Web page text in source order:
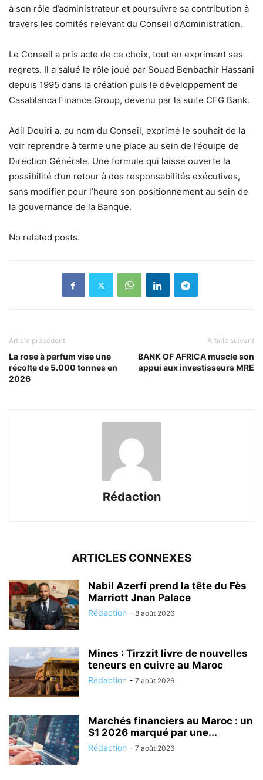
à son rôle d’administrateur et poursuivre sa contribution à
travers les comités relevant du Conseil d’Administration.
Le Conseil a pris acte de ce choix, tout en exprimant ses
regrets. Il a salué le rôle joué par Souad Benbachir Hassani
depuis 1995 dans la création puis le développement de
Casablanca Finance Group, devenu par la suite CFG Bank.
Adil Douiri a, au nom du Conseil, exprimé le souhait de la
voir reprendre à terme une place au sein de l’équipe de
Direction Générale. Une formule qui laisse ouverte la
possibilité d’un retour à des responsabilités exécutives,
sans modifier pour l’heure son positionnement au sein de
la gouvernance de la Banque.
No related posts.
Article précédent
La rose à parfum vise une
récolte de 5.000 tonnes en
2026
Article suivant
BANK OF AFRICA muscle son
appui aux investisseurs MRE
Rédaction
ARTICLES CONNEXES
Nabil Azerfi prend la tête du Fès
Marriott Jnan Palace
Rédaction - 8 août 2026
Mines : Tirzzit livre de nouvelles
teneurs en cuivre au Maroc
Rédaction - 7 août 2026
Marchés financiers au Maroc : un
S1 2026 marqué par une...
Rédaction - 7 août 2026